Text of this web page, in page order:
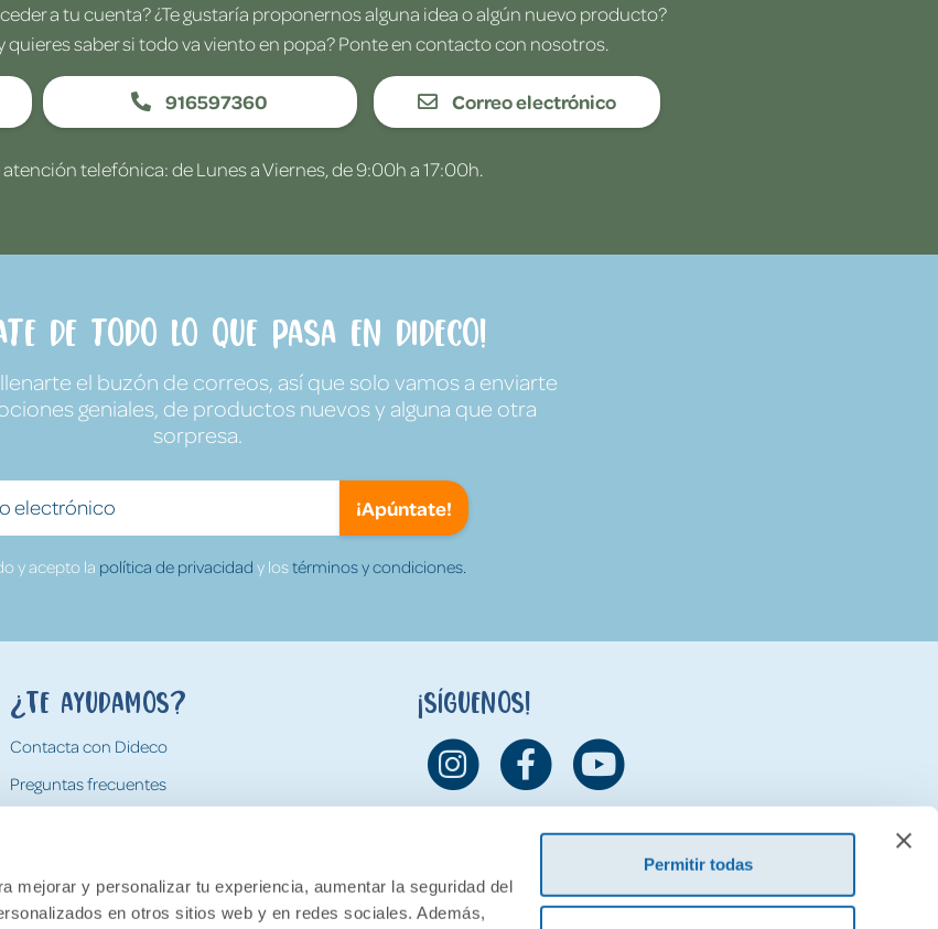
mejorar y personalizar tu experiencia, aumentar la seguridad del
en otros sitios web y en redes sociales. Además,
Permitir todas
a tu cuenta? ¿Te gustaría proponernos alguna idea o algún nuevo producto?
quieres saber si todo va viento en popa? Ponte en contacto con nosotros.
916597360 Correo electrónico
telefónica: de Lunes a Viernes, de 9:00h a 17:00h.
de todo lo que pasa en Dideco!
el buzón de correos, así que solo vamos a enviarte
geniales, de productos nuevos y alguna que otra
sorpresa.
¡Apúntate!
y acepto la política de privacidad y lostérminos y condiciones.
¿Te ayudamos?
Contacta con Dideco
Preguntas frecuentes
Devoluciones
¡Síguenos!